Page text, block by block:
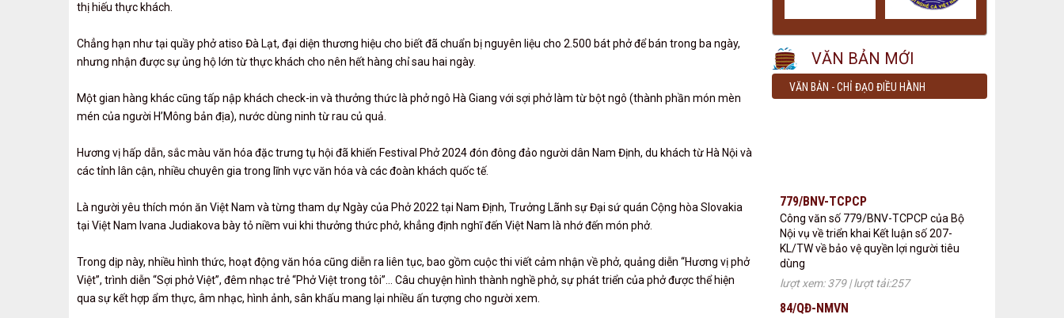
thị hiếu thực khách.
Chẳng hạn như tại quầy phở atiso Đà Lạt, đại diện thương hiệu cho biết đã chuẩn bị nguyên liệu cho 2.500 bát phở để bán trong ba ngày,
nhưng nhận được sự ủng hộ lớn từ thực khách cho nên hết hàng chỉ sau hai ngày.
Một gian hàng khác cũng tấp nập khách check-in và thưởng thức là phở ngô Hà Giang với sợi phở làm từ bột ngô (thành phần món mèn
mén của người H’Mông bản địa), nước dùng ninh từ rau củ quả.
Hương vị hấp dẫn, sắc màu văn hóa đặc trưng tụ hội đã khiến Festival Phở 2024 đón đông đảo người dân Nam Định, du khách từ Hà Nội và
các tỉnh lân cận, nhiều chuyên gia trong lĩnh vực văn hóa và các đoàn khách quốc tế.
Là người yêu thích món ăn Việt Nam và từng tham dự Ngày của Phở 2022 tại Nam Định, Trưởng Lãnh sự Đại sứ quán Cộng hòa Slovakia
tại Việt Nam Ivana Judiakova bày tỏ niềm vui khi thưởng thức phở, khẳng định nghĩ đến Việt Nam là nhớ đến món phở.
Trong dịp này, nhiều hình thức, hoạt động văn hóa cũng diễn ra liên tục, bao gồm cuộc thi viết cảm nhận về phở, quảng diễn “Hương vị phở
Việt”, trình diễn “Sợi phở Việt”, đêm nhạc trẻ “Phở Việt trong tôi”... Câu chuyện hình thành nghề phở, sự phát triển của phở được thể hiện
qua sự kết hợp ẩm thực, âm nhạc, hình ảnh, sân khấu mang lại nhiều ấn tượng cho người xem.
VĂN BẢN MỚI
VĂN BẢN - CHỈ ĐẠO ĐIỀU HÀNH
dùng
lượt xem: 379 | lượt tải:257
84/QĐ-NMVN
Quyết định về việc ban hành Quy chế
khen thưởng, kỷ luật của Hiệp hội Nước
mắm Việt Nam
lượt xem: 163 | lượt tải:118